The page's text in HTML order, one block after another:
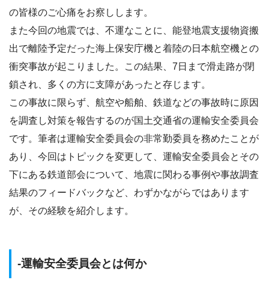
の皆様のご心痛をお察しします。
また今回の地震では、不運なことに、能登地震支援物資搬
出で離陸予定だった海上保安庁機と着陸の日本航空機との
衝突事故が起こりました。この結果、7日まで滑走路が閉
鎖され、多くの方に支障があったと存じます。
この事故に限らず、航空や船舶、鉄道などの事故時に原因
を調査し対策を報告するのが国土交通省の運輸安全委員会
です。筆者は運輸安全委員会の非常勤委員を務めたことが
あり、今回はトピックを変更して、運輸安全委員会とその
下にある鉄道部会について、地震に関わる事例や事故調査
結果のフィードバックなど、わずかながらではあります
が、その経験を紹介します。
-運輸安全委員会とは何か